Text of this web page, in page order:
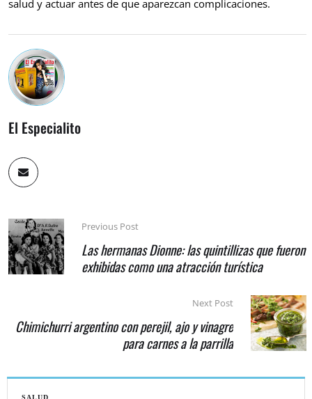
SALUD
salud y actuar antes de que aparezcan complicaciones.
El Especialito
Previous Post
Las hermanas Dionne: las quintillizas que fueron
exhibidas como una atracción turística
Next Post
Chimichurri argentino con perejil, ajo y vinagre
para carnes a la parrilla